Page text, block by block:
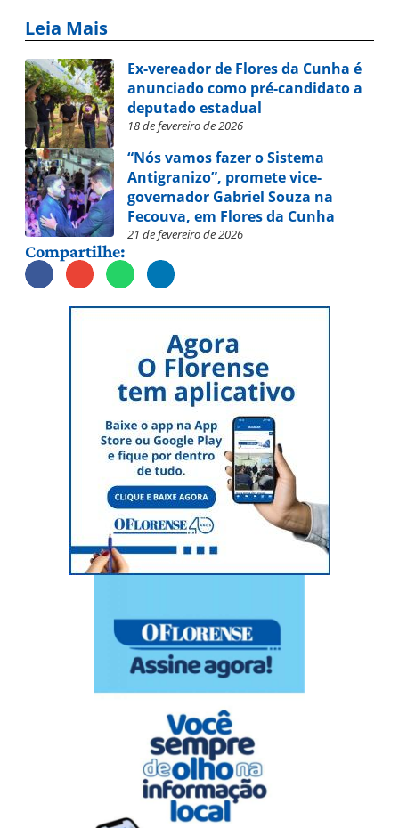
Leia Mais
Ex-vereador de Flores da Cunha é
anunciado como pré-candidato a
deputado estadual
18 de fevereiro de 2026
“Nós vamos fazer o Sistema
Antigranizo”, promete vice-
governador Gabriel Souza na
Fecouva, em Flores da Cunha
21 de fevereiro de 2026
Compartilhe: